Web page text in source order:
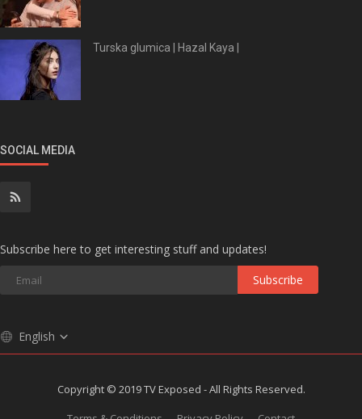
Turska glumica | Hazal Kaya |
SOCIAL MEDIA
Subscribe here to get interesting stuff and updates!
Subscribe
English
Copyright © 2019 TV Exposed - All Rights Reserved.